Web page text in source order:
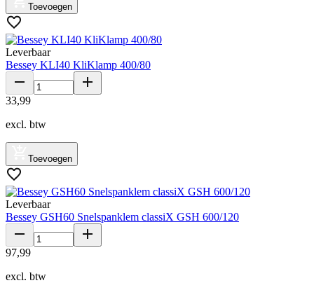
Toevoegen
Leverbaar
Bessey KLI40 KliKlamp 400/80
33,99
excl. btw
Toevoegen
Leverbaar
Bessey GSH60 Snelspanklem classiX GSH 600/120
97,99
excl. btw